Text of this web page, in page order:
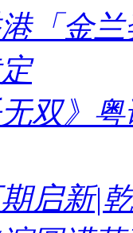
「金
双》
启新|